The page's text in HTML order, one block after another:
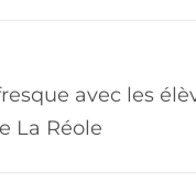
avec les
La Réole